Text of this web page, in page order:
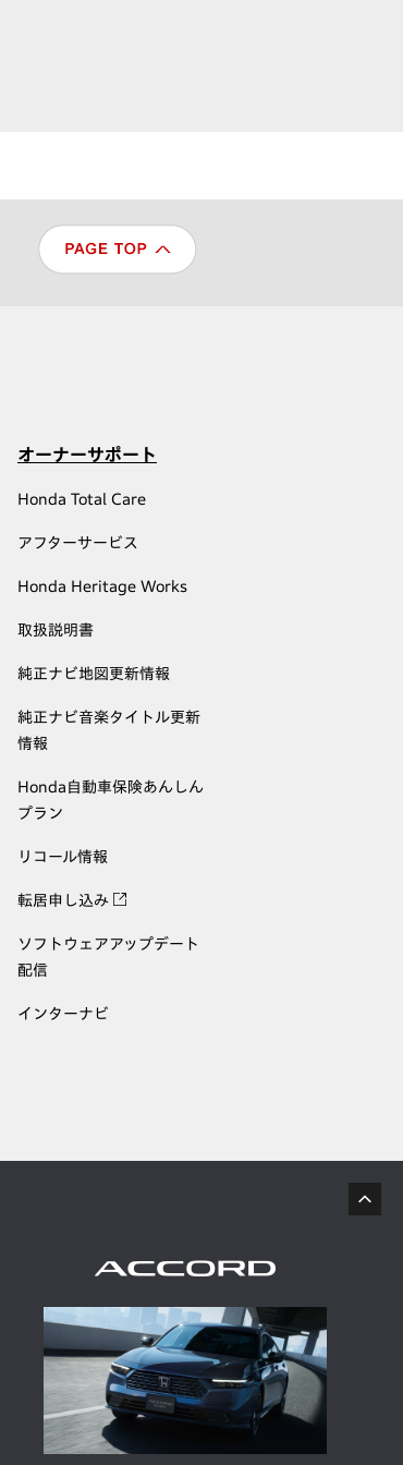
オーナーサポート
Honda Total Care
アフターサービス
Honda Heritage Works
取扱説明書
純正ナビ地図更新情報
純正ナビ音楽タイトル更新
情報
Honda自動車保険あんしん
プラン
リコール情報
転居申し込み
ソフトウェアアップデート
配信
インターナビ